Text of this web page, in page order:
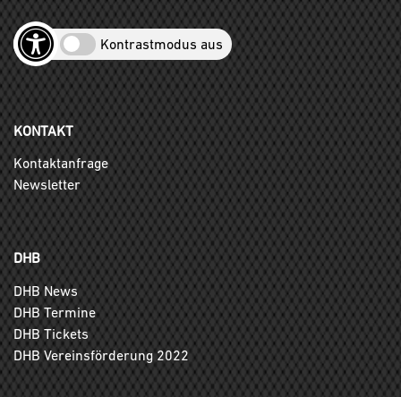
Kontrastmodus aus
KONTAKT
Kontaktanfrage
Newsletter
DHB
DHB News
DHB Termine
DHB Tickets
DHB Vereinsförderung 2022